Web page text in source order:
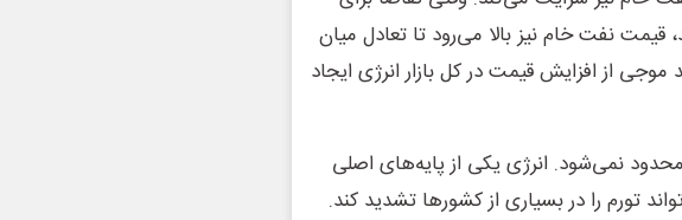
نفت خام نیز بالا می‌رود تا تعادل میان
از افزایش قیمت در کل بازار انرژی ایجاد
محدود نمی‌شود. انرژی یکی از پایه‌های اصلی
تورم را در بسیاری از کشورها تشدید کند.